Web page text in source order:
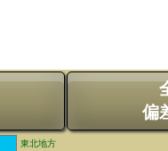
偏
東北地方